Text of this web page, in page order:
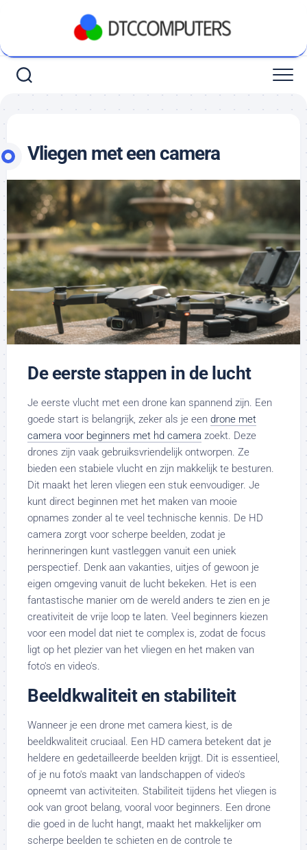
inhoud
Vliegen met een camera
De eerste stappen in de lucht
Je eerste vlucht met een drone kan spannend zijn. Een
goede start is belangrijk, zeker als je een drone met
camera voor beginners met hd camera zoekt. Deze
drones zijn vaak gebruiksvriendelijk ontworpen. Ze
bieden een stabiele vlucht en zijn makkelijk te besturen.
Dit maakt het leren vliegen een stuk eenvoudiger. Je
kunt direct beginnen met het maken van mooie
opnames zonder al te veel technische kennis. De HD
camera zorgt voor scherpe beelden, zodat je
herinneringen kunt vastleggen vanuit een uniek
perspectief. Denk aan vakanties, uitjes of gewoon je
eigen omgeving vanuit de lucht bekeken. Het is een
fantastische manier om de wereld anders te zien en je
creativiteit de vrije loop te laten. Veel beginners kiezen
voor een model dat niet te complex is, zodat de focus
ligt op het plezier van het vliegen en het maken van
foto's en video's.
Beeldkwaliteit en stabiliteit
Wanneer je een drone met camera kiest, is de
beeldkwaliteit cruciaal. Een HD camera betekent dat je
heldere en gedetailleerde beelden krijgt. Dit is essentieel,
of je nu foto's maakt van landschappen of video's
opneemt van activiteiten. Stabiliteit tijdens het vliegen is
ook van groot belang, vooral voor beginners. Een drone
die goed in de lucht hangt, maakt het makkelijker om
scherpe beelden te schieten en de controle te